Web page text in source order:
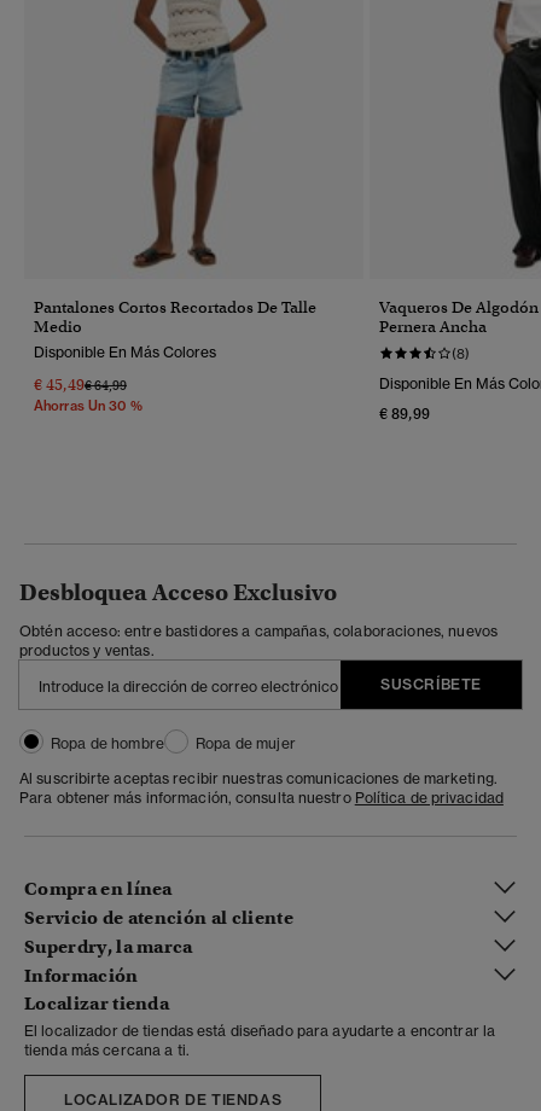
Pantalones Cortos Recortados De Talle
Medio
Disponible En Más Colores
€ 45,49Precio Rebajado De
€ 64,99A
Ahorras Un 30 %
Vaqueros De
Pernera Ancha
(8)
Disponible En Más
€ 89,99
Desbloquea Acceso Exclusivo
Obtén acceso: entre bastidores a campañas, colaboraciones, nuevos
productos y ventas.
SUSCRÍBETE
Ropa de hombre
Ropa de mujer
Al suscribirte aceptas recibir nuestras comunicaciones de marketing.
Para obtener más información, consulta nuestro Política de privacidad
Compra en línea
Servicio de atención al cliente
Superdry, la marca
Información
Localizar tienda
El localizador de tiendas está diseñado para ayudarte a encontrar la
tienda más cercana a ti.
LOCALIZADOR DE TIENDAS